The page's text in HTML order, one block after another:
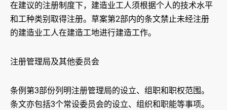
在建议的注册制度下，建造业工人须根据个人的技术水平
和工种类别取得注册。草案第2部内的条文禁止未经注册
的建造业工人在建造工地进行建造工作。
注册管理局及其他委员会
条例第3部份列明注册管理局的设立、组职和职权范围。
条文亦包括3个常设委员会的设立、组织和职能等事项。